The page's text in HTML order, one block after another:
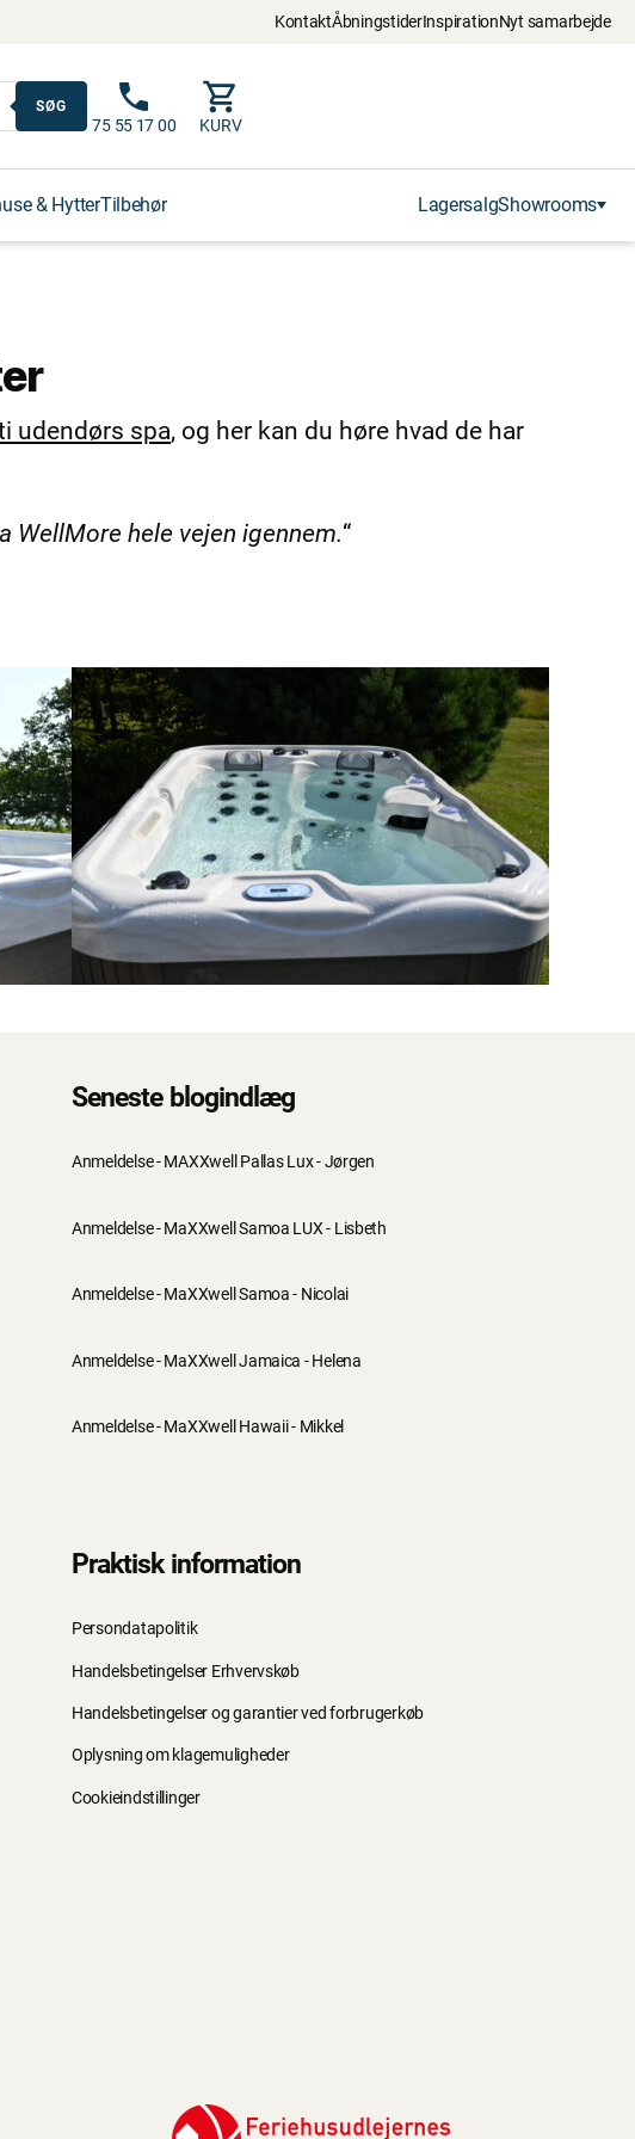
KontaktÅbningstiderInspirationNyt samarbejde
SØG
75 55 17 00 KURV
& HytterTilbehør LagersalgShowrooms
udendørs spa, og her kan du høre hvad de har
WellMore hele vejen igennem.“
Seneste blogindlæg
Anmeldelse - MAXXwell Pallas Lux - Jørgen
Anmeldelse - MaXXwell Samoa LUX - Lisbeth
Anmeldelse - MaXXwell Samoa - Nicolai
Anmeldelse - MaXXwell Jamaica - Helena
Anmeldelse - MaXXwell Hawaii - Mikkel
Praktisk information
Persondatapolitik
Handelsbetingelser Erhvervskøb
Handelsbetingelser og garantier ved forbrugerkøb
Oplysning om klagemuligheder
Cookieindstillinger